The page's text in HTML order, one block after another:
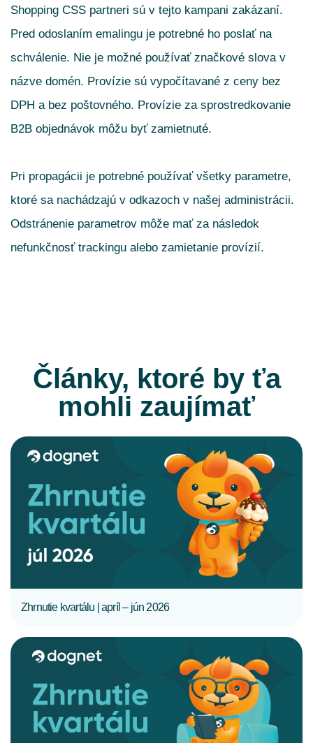
Shopping CSS partneri sú v tejto kampani zakázaní.
Pred odoslaním emalingu je potrebné ho poslať na
schválenie. Nie je možné používať značkové slova v
názve domén. Provízie sú vypočítavané z ceny bez
DPH a bez poštovného. Provízie za sprostredkovanie
B2B objednávok môžu byť zamietnuté.
Pri propagácii je potrebné používať všetky parametre,
ktoré sa nachádzajú v odkazoch v našej administrácii.
Odstránenie parametrov môže mať za následok
nefunkčnosť trackingu alebo zamietanie provízií.
Články, ktoré by ťa
mohli zaujímať
Zhrnutie kvartálu | apríl – jún 2026